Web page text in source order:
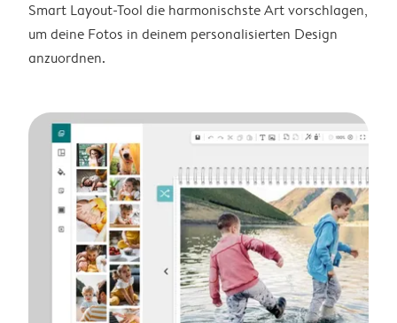
Smart Layout-Tool die harmonischste Art vorschlagen,
um deine Fotos in deinem personalisierten Design
anzuordnen.